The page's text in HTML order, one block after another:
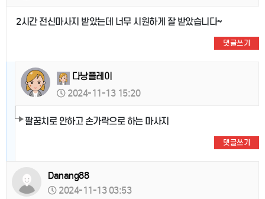
2시간 전신마사지 받았는데 너무 시원하게 잘 받았습니다~
댓글쓰기
다낭플레이
2024-11-13 15:20
팔꿈치로 안하고 손가락으로 하는 마사지
댓글쓰기
Danang88
2024-11-13 03:53